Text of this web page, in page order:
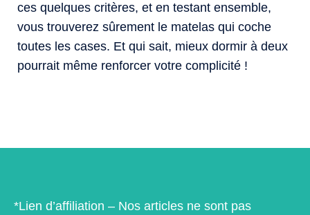
ces quelques critères, et en testant ensemble,
vous trouverez sûrement le matelas qui coche
toutes les cases. Et qui sait, mieux dormir à deux
pourrait même renforcer votre complicité !
*Lien d’affiliation – Nos articles ne sont pas